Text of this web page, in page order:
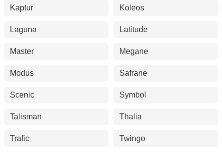
Kaptur Koleos
Laguna Latitude
Master Megane
Modus Safrane
Scenic Symbol
Talisman Thalia
Trafic Twingo